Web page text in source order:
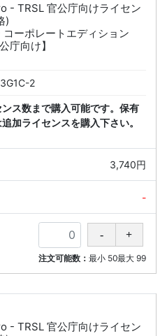
- TRSL 官公庁向けライセン
)
ーポレートエディション
庁向け】
2
ス数まで購入可能です。保有
加ライセンスを購入下さい。
3,740円
-
注文可能数： 最小 50最大 99
- TRSL 官公庁向けライセン